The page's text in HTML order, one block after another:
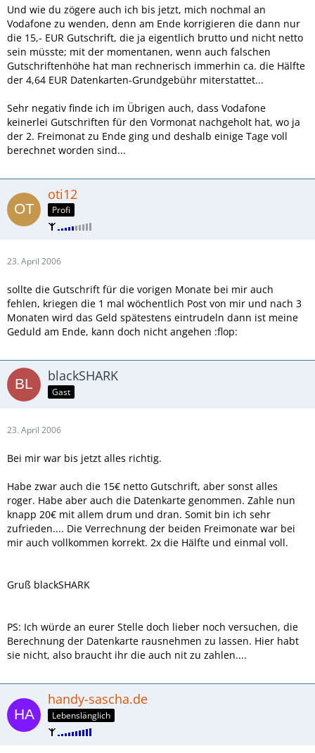
Und wie du zögere auch ich bis jetzt, mich nochmal an
Vodafone zu wenden, denn am Ende korrigieren die dann nur
die 15,- EUR Gutschrift, die ja eigentlich brutto und nicht netto
sein müsste; mit der momentanen, wenn auch falschen
Gutschriftenhöhe hat man rechnerisch immerhin ca. die Hälfte
der 4,64 EUR Datenkarten-Grundgebühr miterstattet...
Sehr negativ finde ich im Übrigen auch, dass Vodafone
keinerlei Gutschriften für den Vormonat nachgeholt hat, wo ja
der 2. Freimonat zu Ende ging und deshalb einige Tage voll
berechnet worden sind...
oti12
Profi
23. April 2006
sollte die Gutschrift für die vorigen Monate bei mir auch
fehlen, kriegen die 1 mal wöchentlich Post von mir und nach 3
Monaten wird das Geld spätestens eintrudeln dann ist meine
Geduld am Ende, kann doch nicht angehen :flop:
blackSHARK
Gast
23. April 2006
Bei mir war bis jetzt alles richtig.
Habe zwar auch die 15€ netto Gutschrift, aber sonst alles
roger. Habe aber auch die Datenkarte genommen. Zahle nun
knapp 20€ mit allem drum und dran. Somit bin ich sehr
zufrieden.... Die Verrechnung der beiden Freimonate war bei
mir auch vollkommen korrekt. 2x die Hälfte und einmal voll.
Gruß blackSHARK
PS: Ich würde an eurer Stelle doch lieber noch versuchen, die
Berechnung der Datenkarte rausnehmen zu lassen. Hier habt
sie nicht, also braucht ihr die auch nit zu zahlen....
handy-sascha.de
Lebenslänglich